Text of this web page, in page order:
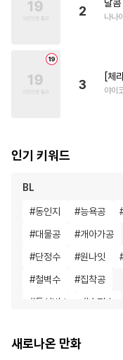
2
달
나나이
3
[체
야이
인기 키워드
BL
#동인지 #능욕공
#대물공 #개아가공
#단정수 #원나잇
#철벽수 #집착공
#돔섭버스 # 순진수
#상처수 #츤데레수
새로나온 만화